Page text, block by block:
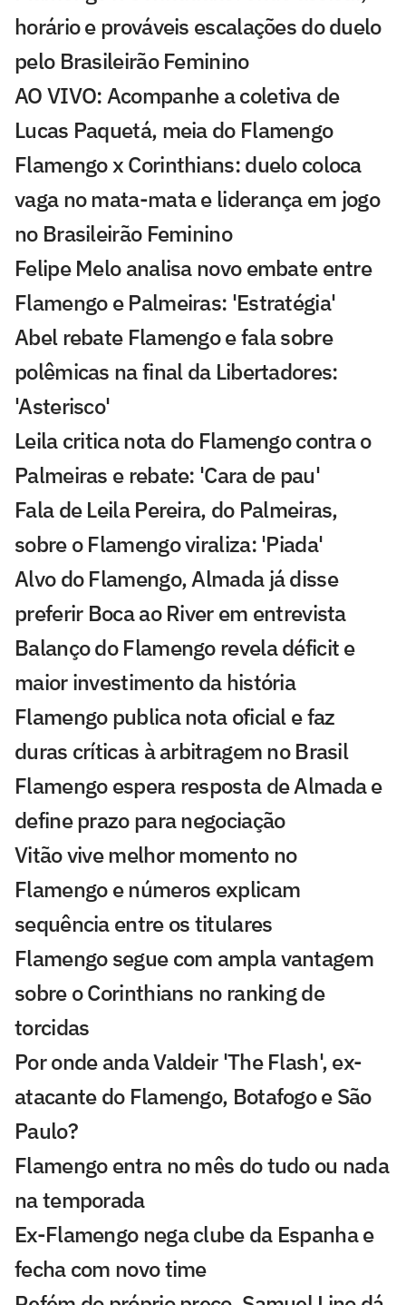
horário e prováveis escalações do duelo
pelo Brasileirão Feminino
AO VIVO: Acompanhe a coletiva de
Lucas Paquetá, meia do Flamengo
Flamengo x Corinthians: duelo coloca
vaga no mata-mata e liderança em jogo
no Brasileirão Feminino
Felipe Melo analisa novo embate entre
Flamengo e Palmeiras: 'Estratégia'
Abel rebate Flamengo e fala sobre
polêmicas na final da Libertadores:
'Asterisco'
Leila critica nota do Flamengo contra o
Palmeiras e rebate: 'Cara de pau'
Fala de Leila Pereira, do Palmeiras,
sobre o Flamengo viraliza: 'Piada'
Alvo do Flamengo, Almada já disse
preferir Boca ao River em entrevista
Balanço do Flamengo revela déficit e
maior investimento da história
Flamengo publica nota oficial e faz
duras críticas à arbitragem no Brasil
Flamengo espera resposta de Almada e
define prazo para negociação
Vitão vive melhor momento no
Flamengo e números explicam
sequência entre os titulares
Flamengo segue com ampla vantagem
sobre o Corinthians no ranking de
torcidas
Por onde anda Valdeir 'The Flash', ex-
atacante do Flamengo, Botafogo e São
Paulo?
Flamengo entra no mês do tudo ou nada
na temporada
Ex-Flamengo nega clube da Espanha e
fecha com novo time